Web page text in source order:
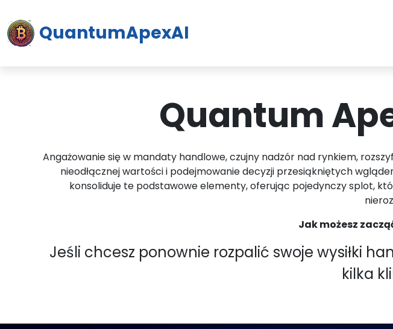
QuantumApexAI
Quantum
Angażowanie się w mandaty handlowe, czujny nadzór nad rynkiem,
nieodłącznej wartości i podejmowanie decyzji przesiąkniętych
konsoliduje te podstawowe elementy, oferując pojedynczy splot,
Jak możesz
Jeśli chcesz ponownie rozpalić swoje wysiłki
kilka